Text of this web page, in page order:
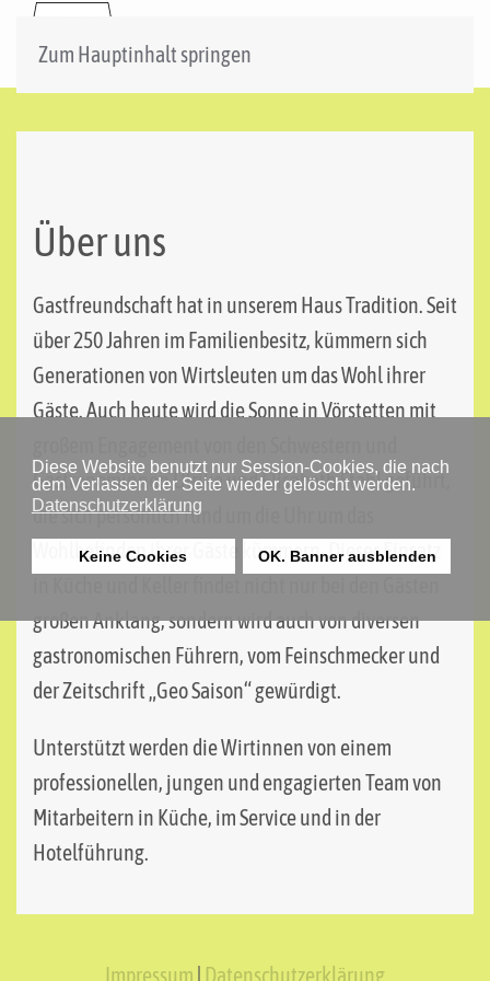
Diese Website benutzt nur Session-Cookies, die nach
dem Verlassen der Seite wieder gelöscht werden.
Datenschutzerklärung
Keine Cookies OK. Banner ausblenden
Zum Hauptinhalt springen
Über uns
Gastfreundschaft hat in unserem Haus Tradition. Seit
über 250 Jahren im Familienbesitz, kümmern sich
Generationen von Wirtsleuten um das Wohl ihrer
Gäste. Auch heute wird die Sonne in Vörstetten mit
Gastronominnen Ulrike und Elisabeth Stahl geführt,
die sich persönlich rund um die Uhr um das
Wohlbefinden ihrer Gäste kümmern. Dieser Einsatz
großen Anklang, sondern wird auch von diversen
gastronomischen Führern, vom Feinschmecker und
der Zeitschrift „Geo Saison“ gewürdigt.
Unterstützt werden die Wirtinnen von einem
professionellen, jungen und engagierten Team von
Mitarbeitern in Küche, im Service und in der
Hotelführung.
Impressum Datenschutzerklärung